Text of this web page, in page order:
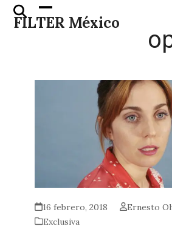
Skip
FILTER México
Open
mobile
Close
mobile
16 febrero, 2018
Ernesto
Exclusiva